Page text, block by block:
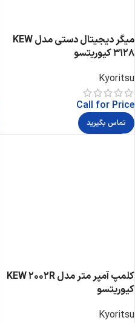
میگر دیجیتال دستی مدل KEW
3128 کیوریتسو
Kyoritsu
Call for Price
تماس بگیرید
کلمپ آمپر متر مدل KEW 2002R
کیوریتسو
Kyoritsu